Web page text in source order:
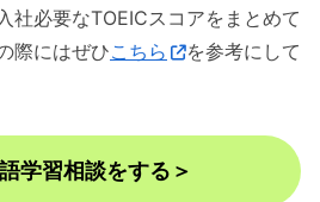
社必要なTOEICスコアをまとめて
際にはぜひこちら
を参考にして
学習相談をする＞